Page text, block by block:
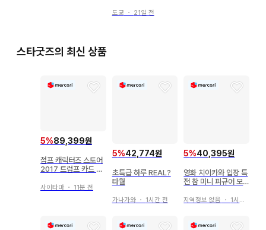
도쿄 ・ 21일 전
스타굿즈의 최신 상품
5%89,399원
점프 캐릭터즈 스토어
2017 트럼프 카드 원
사이타마 ・ 11분 전
5%42,774원
초특급 하루 REAL?
타월
가나가와・ 1시간 전
5%40,395원
영화 치이카와 입장 특
전 참 미니 피규어 모
지역정보 없음 ・ 1시간 전